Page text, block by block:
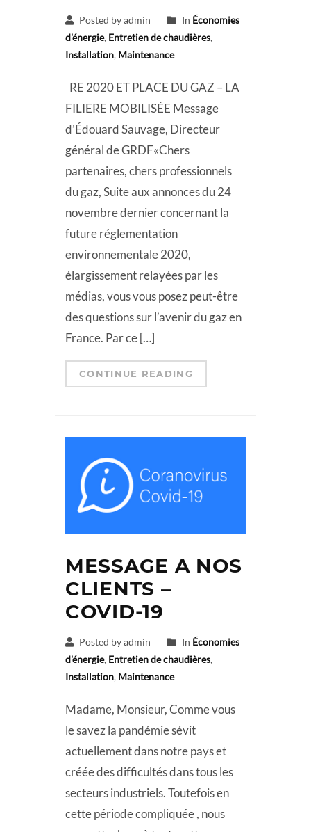
Posted by admin In Économies
d'énergie, Entretien de chaudières,
Installation, Maintenance
RE 2020 ET PLACE DU GAZ – LA
FILIERE MOBILISÉE Message
d’Édouard Sauvage, Directeur
général de GRDF«Chers
partenaires, chers professionnels
du gaz, Suite aux annonces du 24
novembre dernier concernant la
future réglementation
environnementale 2020,
élargissement relayées par les
médias, vous vous posez peut-être
des questions sur l’avenir du gaz en
France. Par ce […]
CONTINUE READING
MESSAGE A NOS
CLIENTS –
COVID-19
Posted by admin In Économies
d'énergie, Entretien de chaudières,
Installation, Maintenance
Madame, Monsieur, Comme vous
le savez la pandémie sévit
actuellement dans notre pays et
créée des difficultés dans tous les
secteurs industriels. Toutefois en
cette période compliquée , nous